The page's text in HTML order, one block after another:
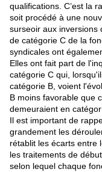
qualifications. C’est la
soit procédé à une
surseoir aux inversions
de catégorie C de la
syndicales ont
Elles ont fait part de
catégorie C qui,
catégorie B, voient
B moins favorable que
demeuraient en
Il est important de
grandement les
rétablit les écarts entre
les traitements de
selon lequel chaque